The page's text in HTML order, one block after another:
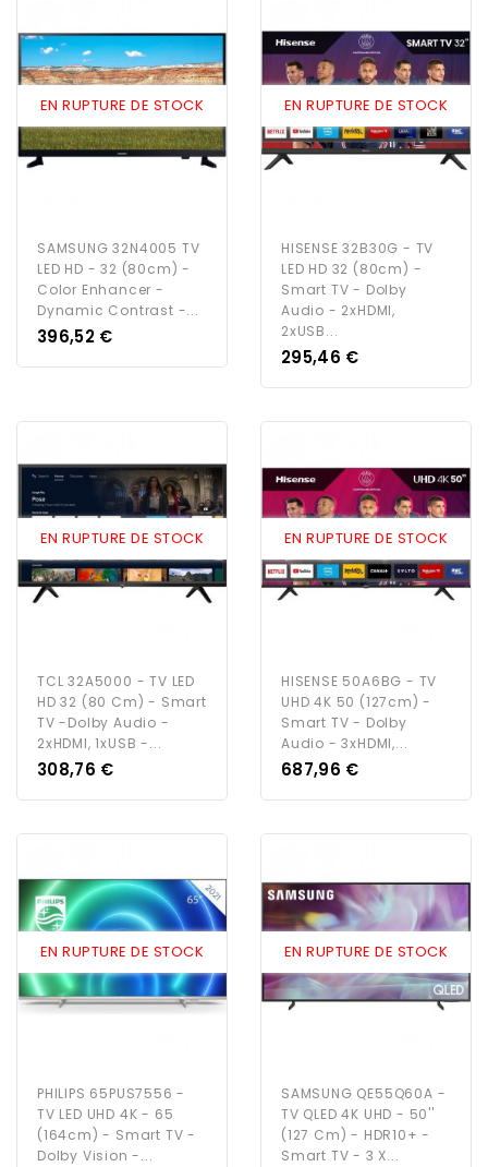
EN RUPTURE DE STOCK
SAMSUNG 32N4005 TV
LED HD - 32 (80cm) -
Color Enhancer -
Dynamic Contrast -...
Prix
396,52 €
EN RUPTURE DE STOCK
HISENSE 32B30G - TV
LED HD 32 (80cm) -
Smart TV - Dolby
Audio - 2xHDMI,
2xUSB...
Prix
295,46 €
EN RUPTURE DE STOCK
TCL 32A5000 - TV LED
HD 32 (80 Cm) - Smart
TV -Dolby Audio -
2xHDMI, 1xUSB -...
Prix
308,76 €
EN RUPTURE DE STOCK
HISENSE 50A6BG - TV
UHD 4K 50 (127cm) -
Smart TV - Dolby
Audio - 3xHDMI,...
Prix
687,96 €
EN RUPTURE DE STOCK
PHILIPS 65PUS7556 -
TV LED UHD 4K - 65
(164cm) - Smart TV -
Dolby Vision -...
EN RUPTURE DE STOCK
SAMSUNG QE55Q60A -
TV QLED 4K UHD - 50''
(127 Cm) - HDR10+ -
Smart TV - 3 X...